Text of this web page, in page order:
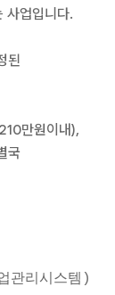
사업입니다.
된
만원이내),
국
관리시스템)